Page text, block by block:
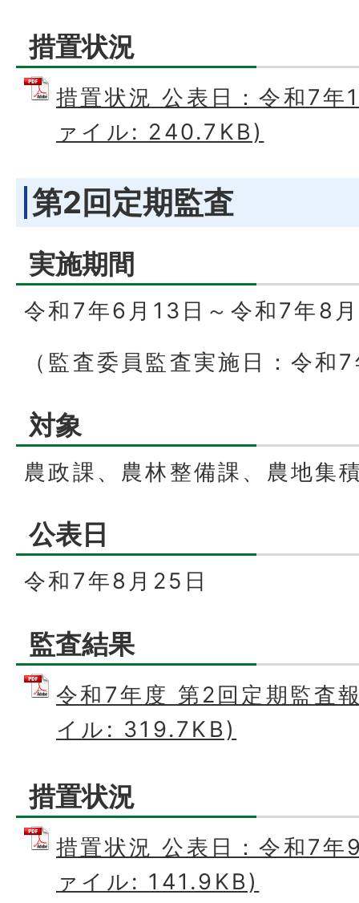
措置状況
措置状況 公表日：令和7
ァイル: 240.7KB)
第2回定期監査
実施期間
令和7年6月13日～令和7年8
（監査委員監査実施日：令和
対象
農政課、農林整備課、農地集
公表日
令和7年8月25日
監査結果
令和7年度 第2回定期監査
イル: 319.7KB)
措置状況
措置状況 公表日：令和7
ァイル: 141.9KB)